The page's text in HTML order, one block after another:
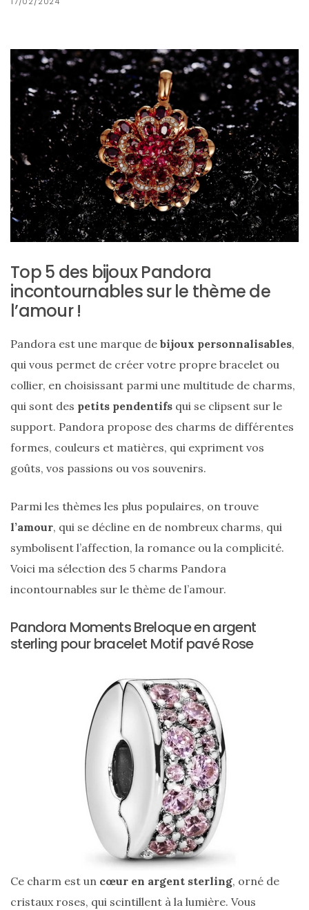
en
soie
et
cuir
au
luxe
discret
06/06/2026
cabas
en
cuir
Top 5 des bijoux Pandora
incontournables sur le thème de
l’amour !
Pandora est une marque de bijoux personnalisables,
qui vous permet de créer votre propre bracelet ou
collier, en choisissant parmi une multitude de charms,
qui sont des petits pendentifs qui se clipsent sur le
support. Pandora propose des charms de différentes
formes, couleurs et matières, qui expriment vos
goûts, vos passions ou vos souvenirs.
Parmi les thèmes les plus populaires, on trouve
l’amour, qui se décline en de nombreux charms, qui
symbolisent l’affection, la romance ou la complicité.
Voici ma sélection des 5 charms Pandora
incontournables sur le thème de l’amour.
Pandora Moments Breloque en argent
sterling pour bracelet Motif pavé Rose
Ce charm est un cœur en argent sterling, orné de
cristaux roses, qui scintillent à la lumière. Vous